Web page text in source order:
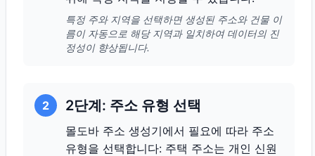
특정 주와 지역을 선택하면 생성된 주소와 건물 이
름이 자동으로 해당 지역과 일치하여 데이터의 진
정성이 향상됩니다.
2 2단계: 주소 유형 선택
몰도바 주소 생성기에서 필요에 따라 주소
유형을 선택합니다: 주택 주소는 개인 신원